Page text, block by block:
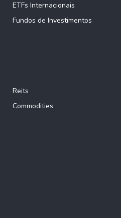
ETFs Internacionais
Fundos de Investimentos
Reits
Commodities